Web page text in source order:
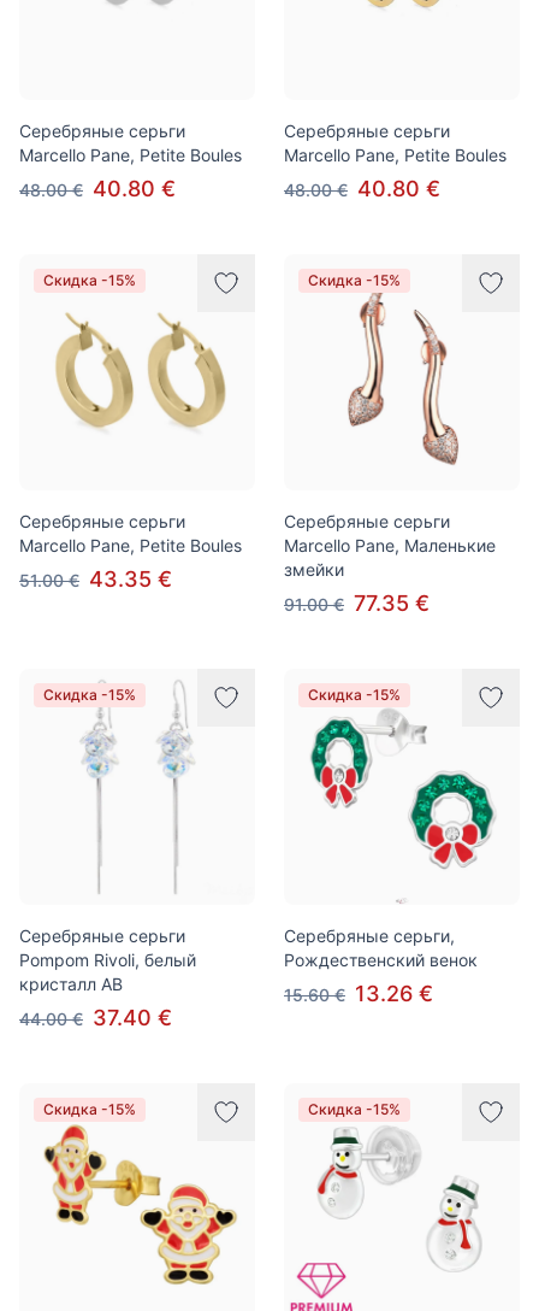
Серебряные серьги
Marcello Pane, Petite Boules
48.00 € 40.80 €
Серебряные серьги
Marcello Pane, Petite Boules
48.00 € 40.80 €
Скидка -15%
Серебряные серьги
Marcello Pane, Petite Boules
51.00 € 43.35 €
Скидка -15%
Серебряные серьги
Marcello Pane, Маленькие
змейки
91.00 € 77.35 €
Скидка -15%
Серебряные серьги
Pompom Rivoli, белый
кристалл AB
44.00 € 37.40 €
Скидка -15%
Серебряные серьги,
Рождественский венок
15.60 € 13.26 €
Скидка -15% Скидка -15%